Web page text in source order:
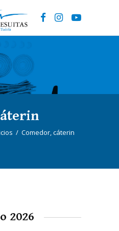
/ Comedor, cáterin
2026